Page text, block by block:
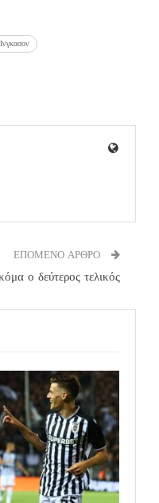
Ινγκασον
ΕΠΟΜΕΝΟ ΑΡΘΡΟ
ο δεύτερος τελικός